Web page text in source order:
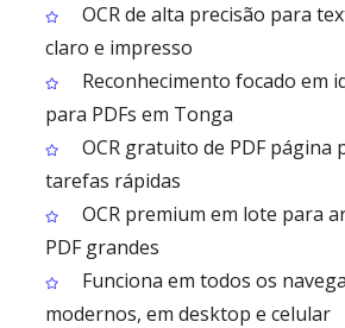
OCR de alta precisão para
claro e impresso
Reconhecimento focado em
para PDFs em Tonga
OCR gratuito de PDF página
tarefas rápidas
OCR premium em lote para
PDF grandes
Funciona em todos os
modernos, em desktop e celular